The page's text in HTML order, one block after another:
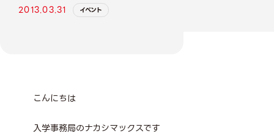
2013.03.31 イベント
こんにちは
入学事務局のナカシマックスです